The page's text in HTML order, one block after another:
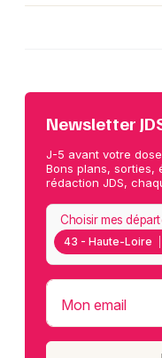
Newsletter
J-5 avant votre
Bons plans, sorties,
rédaction JDS,
43 - Haute-Loire
Choisir mes
Mon email